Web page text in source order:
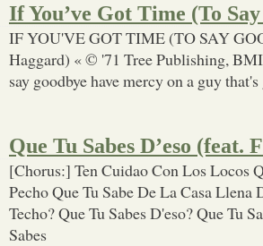
If You’ve Got Time (To
IF YOU'VE GOT TIME (TO SAY
Haggard) « © '71 Tree Publishing,
say goodbye have mercy on a guy
Que Tu Sabes D’eso (feat.
[Chorus:] Ten Cuidao Con Los Locos
Pecho Que Tu Sabe De La Casa Llena
Techo? Que Tu Sabes D'eso? Que Tu
Sabes